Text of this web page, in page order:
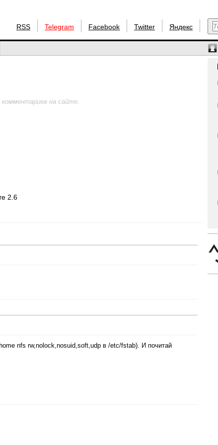
RSS Telegram Facebook Twitter Яндекс
на сайте.
2.6
nfs rw,nolock,nosuid,soft,udp в /etc/fstab). И почитай